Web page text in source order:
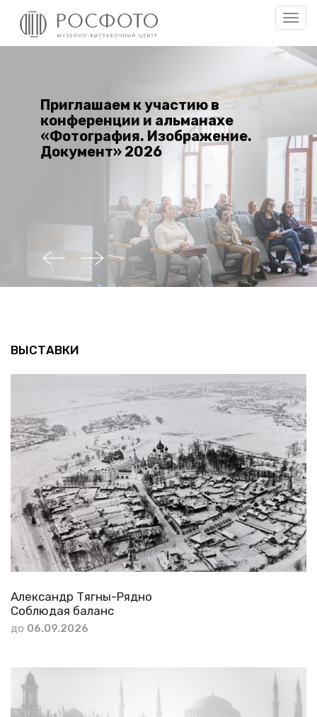
к участию в
и альманахе
Изображение.
2026
ВЫСТАВКИ
Александр Тягны-Рядно
Соблюдая баланс
до 06.09.2026